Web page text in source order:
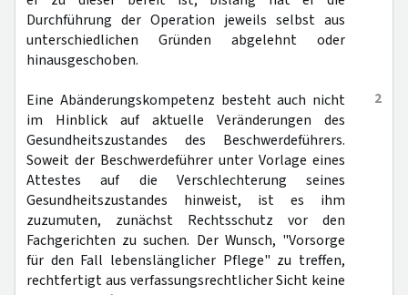
Durchführung der Operation jeweils selbst aus
unterschiedlichen Gründen abgelehnt oder
hinausgeschoben.
2
Eine Abänderungskompetenz besteht auch nicht
im Hinblick auf aktuelle Veränderungen des
Gesundheitszustandes des Beschwerdeführers.
Soweit der Beschwerdeführer unter Vorlage eines
Attestes auf die Verschlechterung seines
Gesundheitszustandes hinweist, ist es ihm
zuzumuten, zunächst Rechtsschutz vor den
Fachgerichten zu suchen. Der Wunsch, "Vorsorge
für den Fall lebenslänglicher Pflege" zu treffen,
rechtfertigt aus verfassungsrechtlicher Sicht keine